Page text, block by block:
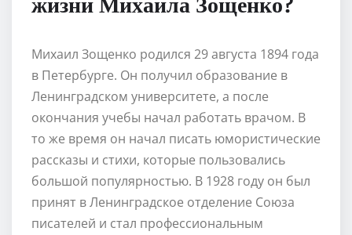
Михаил Зощенко родился 29 августа 1894 года
в Петербурге. Он получил образование в
Ленинградском университете, а после
окончания учебы начал работать врачом. В
то же время он начал писать юмористические
рассказы и стихи, которые пользовались
большой популярностью. В 1928 году он был
принят в Ленинградское отделение Союза
писателей и стал профессиональным